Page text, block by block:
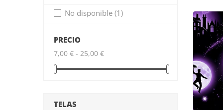
No disponible (1)
PRECIO
7,00 € - 25,00 €
TELAS